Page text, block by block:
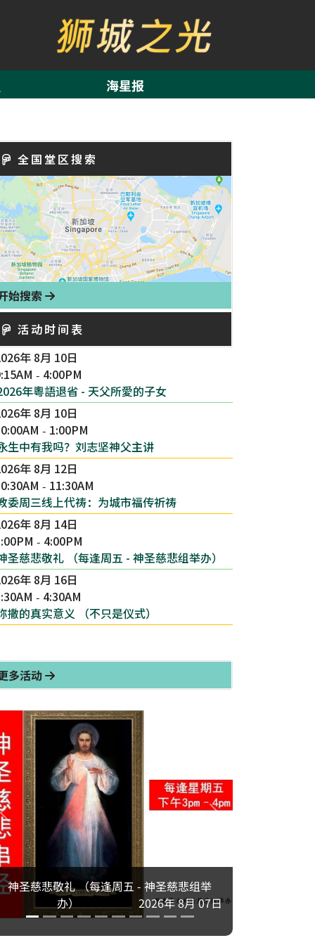
海星报
全国堂区搜索
始搜索
活动时间表
年 8月 10日
- 4:00PM
年粵語退省 - 天父所愛的子女
年 8月 10日
- 1:00PM
生中有我吗？刘志坚神父主讲
年 8月 12日
- 11:30AM
委周三线上代祷：为城市福传祈祷
年 8月 14日
- 4:00PM
圣慈悲敬礼 （每逢周五 - 神圣慈悲组举办）
年 8月 16日
- 4:30AM
撒的真实意义 （不只是仪式）
多活动
神圣慈悲敬礼 （每逢周五 - 神圣慈悲组举
办）
2026年 8月 07日